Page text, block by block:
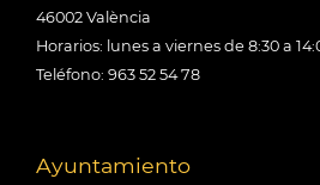
46002 València
Horarios: lunes a viernes de 8:30 a
Teléfono: 963 52 54 78
Ayuntamiento